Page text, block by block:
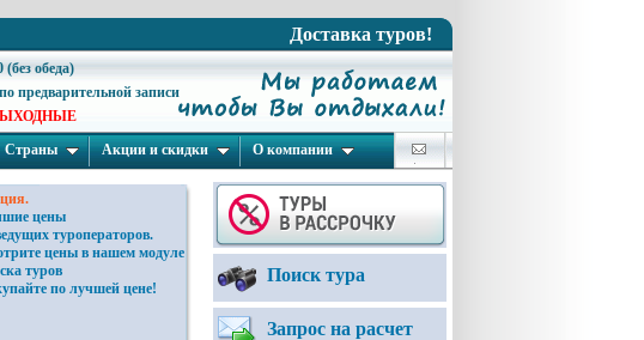
Доставка туров!
обеда)
предварительной записи
ВЫХОДНЫЕ
Страны Акции и скидки О компании
цены
туроператоров.
цены в нашем модуле
туров
по лучшей цене!
Поиск тура
Запрос на расчет